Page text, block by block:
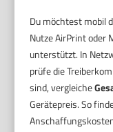
Du möchtest mobil
Nutze AirPrint oder
unterstützt. In
prüfe die
sind, vergleiche
Gerätepreis. So